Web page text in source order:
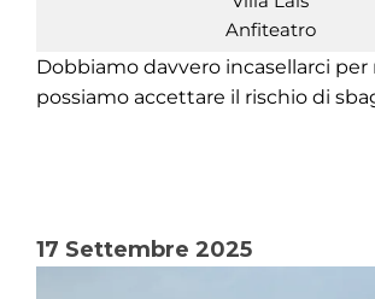
Anfiteatro
Dobbiamo davvero incasellarci per
possiamo accettare il rischio di
17 Settembre 2025